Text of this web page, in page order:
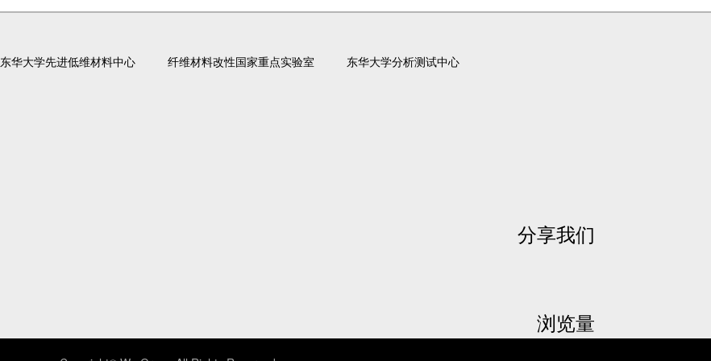
东华大学先进低维材料中心 纤维材料改性国家重点实验室 东华大学分析测试中心
分享我们
浏览量